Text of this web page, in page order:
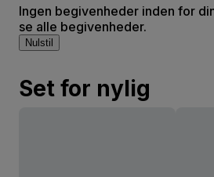
Ingen begivenheder inden for
se alle begivenheder.
Nulstil
Set for nylig